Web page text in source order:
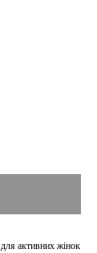
активних жінок